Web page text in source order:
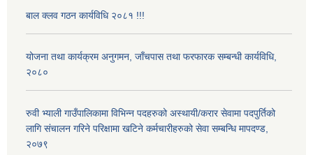
बाल क्लव गठन कार्यविधि २०८१ !!!
योजना तथा कार्यक्रम अनुगमन, जाँचपास तथा फरफारक सम्बन्धी कार्यविधि,
२०८०
रुवी भ्याली गाउँपालिकामा विभिन्न पदहरुको अस्थायी/करार सेवामा पदपुर्तिको
लागि संचालन गरिने परिक्षामा खटिने कर्मचारीहरुको सेवा सम्बन्धि मापदण्ड,
२०७९